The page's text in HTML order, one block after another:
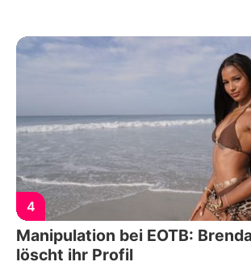
4
Manipulation bei EOTB:
löscht ihr Profil